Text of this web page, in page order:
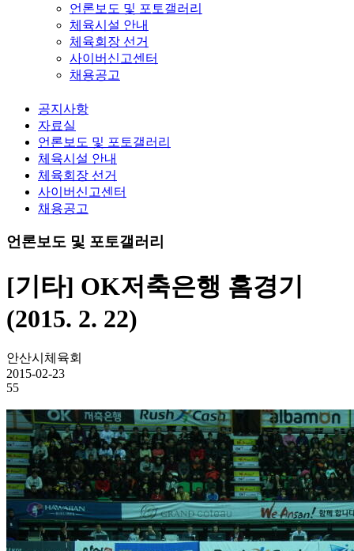
언론보도 및 포토갤러리
체육시설 안내
체육회장 선거
사이버신고센터
채용공고
공지사항
자료실
언론보도 및 포토갤러리
체육시설 안내
체육회장 선거
사이버신고센터
채용공고
언론보도 및 포토갤러리
[기타] OK저축은행 홈경기
(2015. 2. 22)
안산시체육회
2015-02-23
55